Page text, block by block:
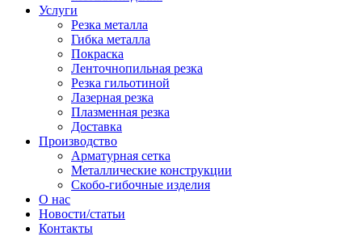
Услуги
Резка металла
Гибка металла
Покраска
Ленточнопильная резка
Резка гильотиной
Лазерная резка
Плазменная резка
Доставка
Производство
Арматурная сетка
Металлические конструкции
Скобо-гибочные изделия
О нас
Новости/статьи
Контакты